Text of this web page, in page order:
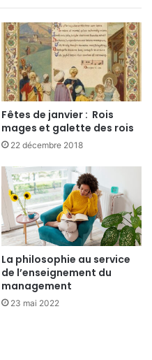
Fêtes de janvier : Rois
mages et galette des rois
22 décembre 2018
La philosophie au service
de l’enseignement du
management
23 mai 2022